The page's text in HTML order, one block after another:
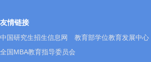
友情链接
中国研究生招生信息网
教育部学位教育发展中心
全国MBA教育指导委员会